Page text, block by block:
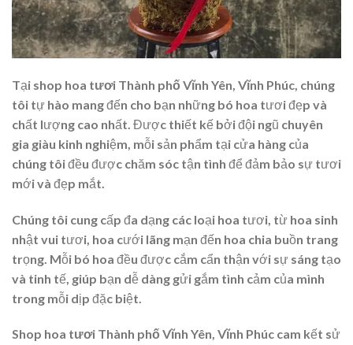
Tại shop hoa tươi Thành phố Vĩnh Yên, Vĩnh Phúc, chúng
tôi tự hào mang đến cho bạn những bó hoa tươi đẹp và
chất lượng cao nhất. Được thiết kế bởi đội ngũ chuyên
gia giàu kinh nghiệm, mỗi sản phẩm tại cửa hàng của
chúng tôi đều được chăm sóc tận tình để đảm bảo sự tươi
mới và đẹp mắt.
Chúng tôi cung cấp đa dạng các loại hoa tươi, từ hoa sinh
nhật vui tươi, hoa cưới lãng mạn đến hoa chia buồn trang
trọng. Mỗi bó hoa đều được cắm cẩn thận với sự sáng tạo
và tinh tế, giúp bạn dễ dàng gửi gắm tình cảm của mình
trong mỗi dịp đặc biệt.
Shop hoa tươi Thành phố Vĩnh Yên, Vĩnh Phúc cam kết sử